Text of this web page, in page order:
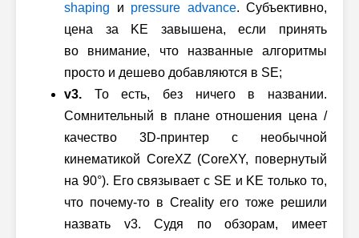
shaping и pressure advance. Субъективно,
цена за KE завышена, если принять
во внимание, что названные алгоритмы
просто и дешево добавляются в SE;
v3. То есть, без ничего в названии.
Сомнительный в плане отношения цена /
качество 3D-принтер с необычной
кинематикой CoreXZ (CoreXY, повернутый
на 90°). Его связывает с SE и KE только то,
что почему-то в Creality его тоже решили
назвать v3. Судя по обзорам, имеет